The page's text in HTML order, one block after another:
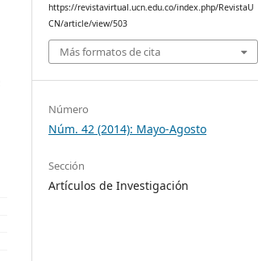
https://revistavirtual.ucn.edu.co/index.php/RevistaU
CN/article/view/503
Más formatos de cita
Número
Núm. 42 (2014): Mayo-Agosto
Sección
Artículos de Investigación